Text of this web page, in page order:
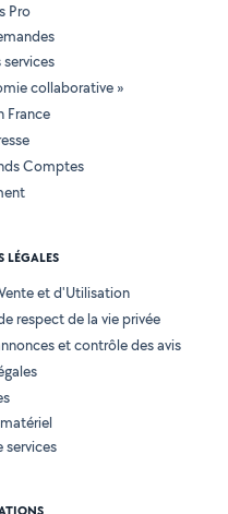
Pro
collaborative »
France
Comptes
LÉGALES
et d'Utilisation
respect de la vie privée
et contrôle des avis
services